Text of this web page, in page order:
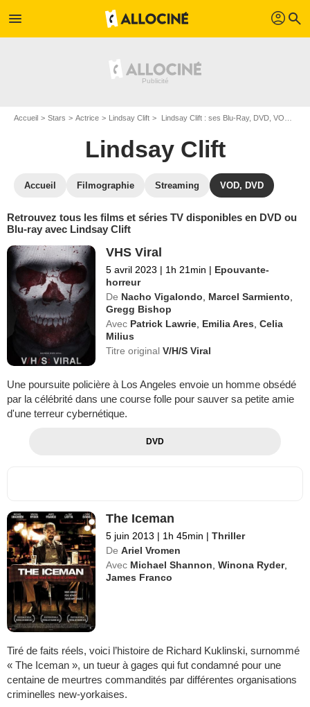
menu profil search
Accueil Stars Actrice Lindsay Clift Lindsay Clift : ses Blu-Ray, DVD, VOD, SVOD
Lindsay Clift
Accueil Filmographie Streaming VOD, DVD
Retrouvez tous les films et séries TV disponibles en DVD ou
Blu-ray avec Lindsay Clift
VHS Viral
5 avril 2023 | 1h 21min | Epouvante-
horreur
De Nacho Vigalondo Marcel Sarmiento
Gregg Bishop
Avec Patrick Lawrie Emilia Ares ,Celia
Milius
Titre originalV/H/S Viral
Une poursuite policière à Los Angeles envoie un homme obsédé
par la célébrité dans une course folle pour sauver sa petite amie
d'une terreur cybernétique.
DVD
The Iceman
5 juin 2013 | 1h 45min | Thriller
De Ariel Vromen
Avec Michael Shannon ,Winona Ryder,
James Franco
Tiré de faits réels, voici l’histoire de Richard Kuklinski, surnommé
« The Iceman », un tueur à gages qui fut condamné pour une
centaine de meurtres commandités par différentes organisations
criminelles new-yorkaises.